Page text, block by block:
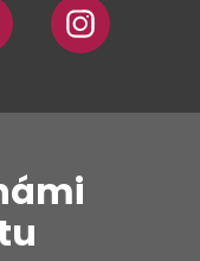
Instagram